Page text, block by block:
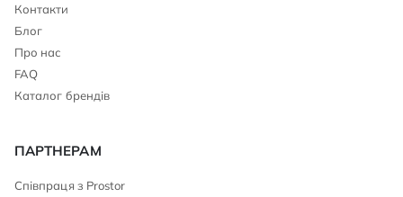
Контакти
Блог
Про нас
FAQ
Каталог брендів
ПАРТНЕРАМ
Співпраця з Prostor